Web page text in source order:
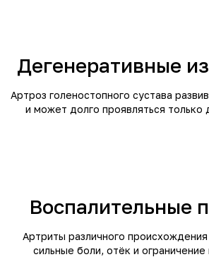
Дегенеративные
Артроз голеностопного сустава
и может долго проявляться
Воспалительные
Артриты различного
сильные боли, отёк и